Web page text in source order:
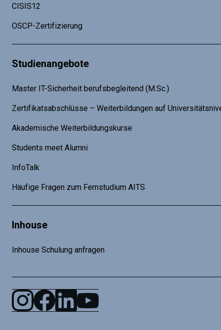
CISIS12
OSCP-Zertifizierung
Studienangebote
Master IT-Sicherheit berufsbegleitend (M.Sc.)
Zertifikatsabschlüsse – Weiterbildungen auf
Akademische Weiterbildungskurse
Students meet Alumni
InfoTalk
Häufige Fragen zum Fernstudium AITS
Inhouse
Inhouse Schulung anfragen